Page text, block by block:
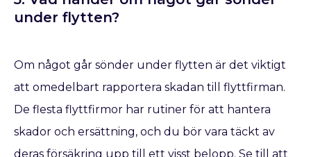
under flytten?
Om något går sönder under flytten är det viktigt
att omedelbart rapportera skadan till flyttfirman.
De flesta flyttfirmor har rutiner för att hantera
skador och ersättning, och du bör vara täckt av
deras försäkring upp till ett visst belopp. Se till att